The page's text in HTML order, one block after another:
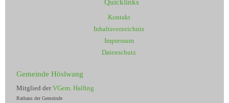
Quicklinks
Kontakt
Inhaltsverzeichnis
Impressum
Datenschutz
Gemeinde Höslwang
Mitglied derVGem. Halfing
Rathaus der Gemeinde